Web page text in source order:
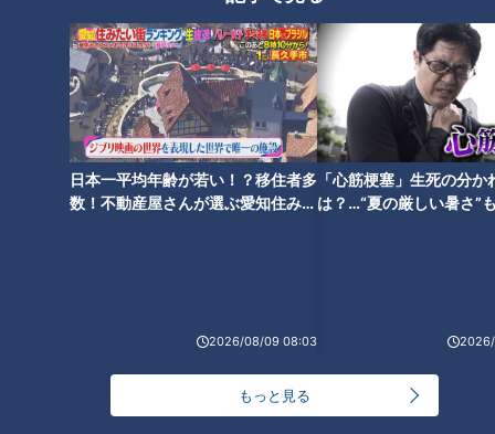
日本一平均年齢が若い！？移住者多
数！不動産屋さんが選ぶ愛知住みた
2026/08/09 08:03
「心筋梗塞」生死の分か
は？…“夏の厳しい暑さ”
もっと見る
関東の竜党もスタンバイＯＫ！
井上ドラゴンズ逆襲の開幕へ
「マスドラ会」熱く燃える